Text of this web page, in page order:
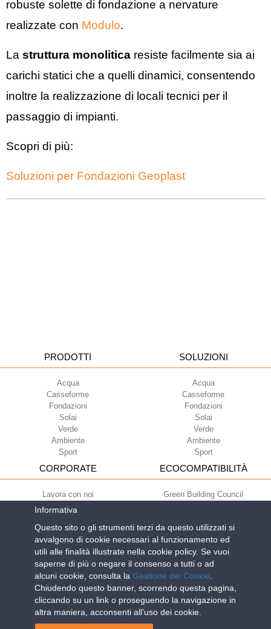
robuste solette di fondazione a nervature
realizzate con Modulo.
La struttura monolitica resiste facilmente sia ai
carichi statici che a quelli dinamici, consentendo
inoltre la realizzazione di locali tecnici per il
passaggio di impianti.
Scopri di più:
Soluzioni per Fondazioni Geoplast
PRODOTTI
Acqua
Casseforme
Fondazioni
Solai
Verde
Ambiente
Sport
SOLUZIONI
Acqua
Casseforme
Fondazioni
Solai
Verde
Ambiente
Sport
CORPORATE
Lavora con noi
Termini di utilizzo
Newsletter
ECOCOMPATIBILITÀ
Green Building Council
Geoplast S.p.A.
| Via Martiri della Libertà, 6/8 - 35010 Grantorto (Padova)
ITALY - Tel+39 049 9490289 - info@geoplastglobal.com
Reg. Impr. PD. n. 03285310284 - R.E.A. n. 300667 P.IVA e C.F.
03285310284 | Cap. Soc. Euro 2.000.000 i.v. | PRIVACY POLICY
FESR Regione del Veneto
Informativa
Questo sito o gli strumenti terzi da questo utilizzati si
avvalgono di cookie necessari al funzionamento ed
utili alle finalità illustrate nella cookie policy. Se vuoi
saperne di più o negare il consenso a tutti o ad
alcuni cookie, consulta la Gestione dei Cookie
Chiudendo questo banner, scorrendo questa pagina,
cliccando su un link o proseguendo la navigazione in
altra maniera, acconsenti all’uso dei cookie.